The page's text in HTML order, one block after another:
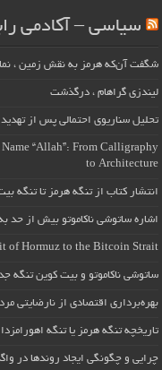
سیاسی – آکادمی
شگفت آن‌که هرمز به نقش زمین ،
لیندزی گراهام ، درگذشت
تحلیل سناریوی احتمالی پس از
“Allah”: From Calligraphy
to Architecture
انتشار کتاب از تنگه هرمز تا تنگه
اشاره ساتوشی ناکاموتو بیش از حد
of Hormuz to the Bitcoin Strait
ساتوشی ناکاموتو و بیت کوین تنگه
بهره‌برداری اقتصادی از نارضایتی
تاریخچه تنگه هرمز یا تنگه اهورامزدا
چرایی و چگونگی ایجاد روندها در